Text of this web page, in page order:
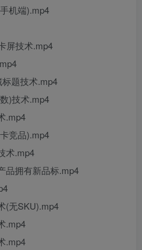
机端).mp4
屏技术.mp4
题技术.mp4
)技术.mp4
.mp4
竞品).mp4
术.mp4
品拥有新品标.mp4
(无SKU).mp4
.mp4
.mp4